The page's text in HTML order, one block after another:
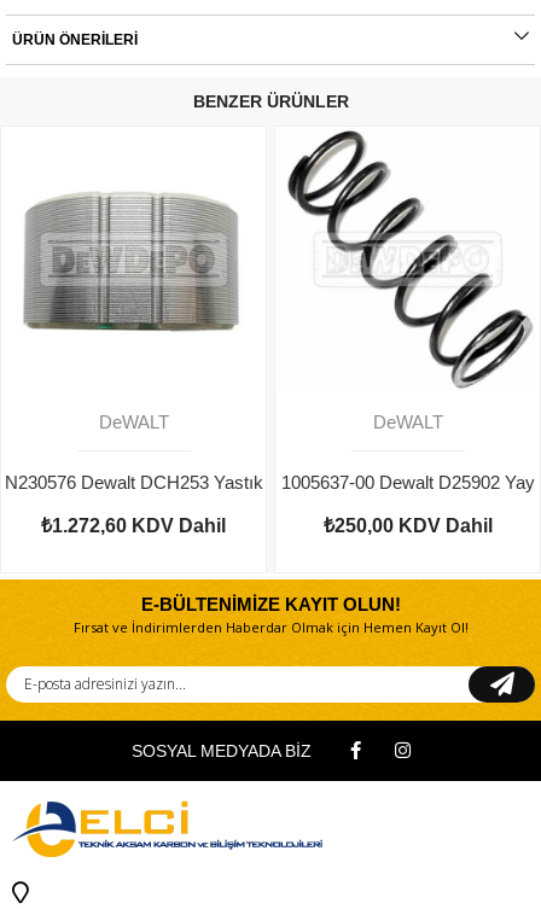
ÜRÜN ÖNERILERI
BENZER ÜRÜNLER
DeWALT
N230576 Dewalt DCH253 Yastık
₺1.272,60 KDV Dahil
DeWALT
1005637-00 Dewalt D25902 Yay
₺250,00 KDV Dahil
E-BÜLTENİMİZE KAYIT OLUN!
Fırsat ve İndirimlerden Haberdar Olmak için Hemen Kayıt Ol!
SOSYAL MEDYADA BİZ